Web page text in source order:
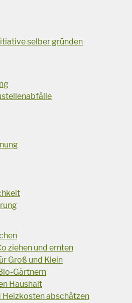
selber gründen
ziehen und ernten
Groß und Klein
Gärtnern
Haushalt
Heizkosten abschätzen